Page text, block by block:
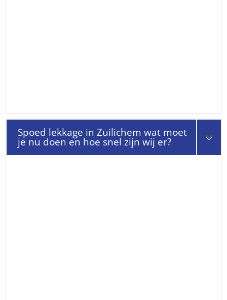
Spoed lekkage in Zuilichem wat moet
je nu doen en hoe snel zijn wij er?